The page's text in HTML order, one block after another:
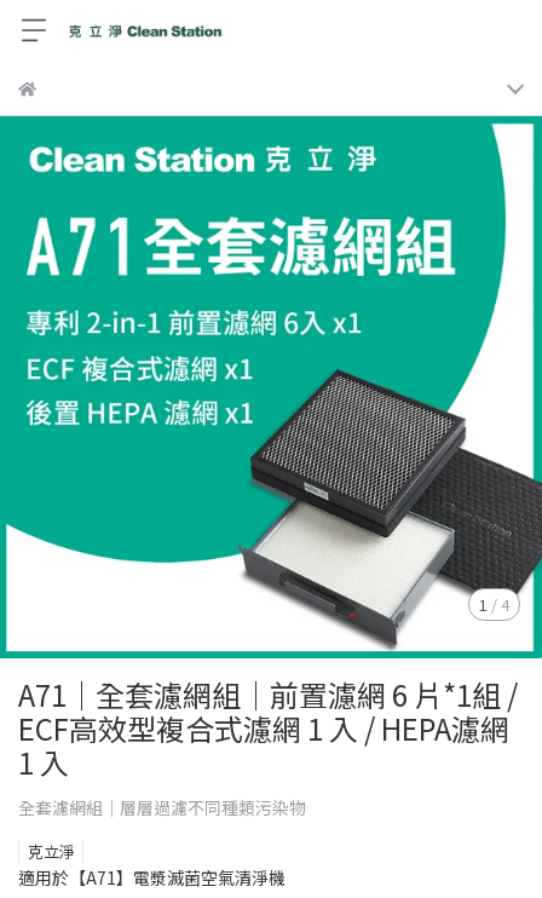
1 / 4
A71｜全套濾網組｜前置濾網 6 片*1組 /
ECF高效型複合式濾網 1 入 / HEPA濾網
1 入
全套濾網組｜層層過濾不同種類污染物
克立淨
適用於【A71】電漿滅菌空氣清淨機